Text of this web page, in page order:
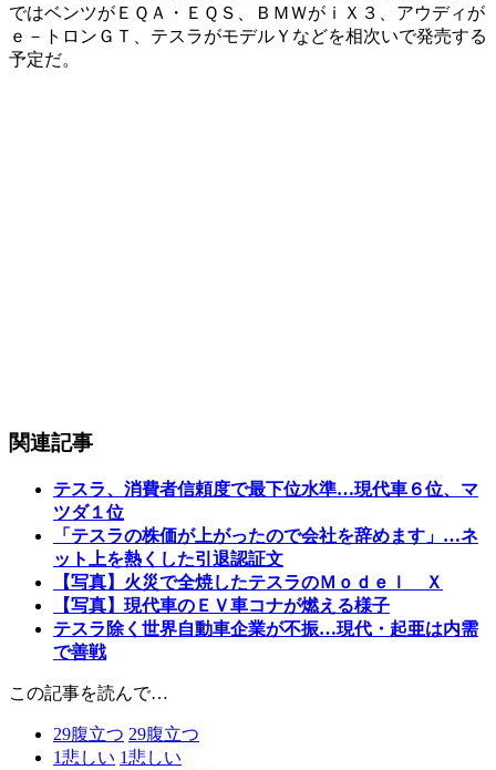
ではベンツがＥＱＡ・ＥＱＳ、ＢＭＷがｉＸ３、アウディが
ｅ－トロンＧＴ、テスラがモデルＹなどを相次いで発売する
予定だ。
関連記事
テスラ、消費者信頼度で最下位水準…現代車６位、マ
ツダ１位
「テスラの株価が上がったので会社を辞めます」…ネ
ット上を熱くした引退認証文
【写真】火災で全焼したテスラのＭｏｄｅｌ Ｘ
【写真】現代車のＥＶ車コナが燃える様子
テスラ除く世界自動車企業が不振…現代・起亜は内需
で善戦
この記事を読んで…
29腹立つ 29腹立つ
1悲しい 1悲しい